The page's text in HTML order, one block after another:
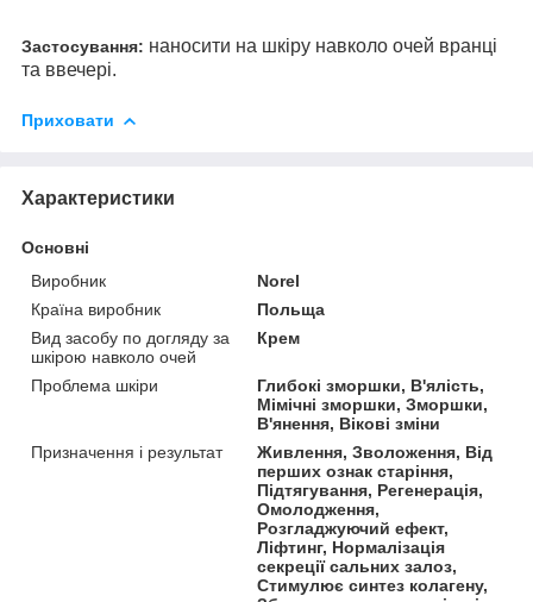
Застосування: наносити на шкіру навколо очей вранці
та ввечері.
Приховати
Характеристики
Основні
Виробник
Norel
Країна виробник
Польща
Вид засобу по догляду за
шкірою навколо очей
Крем
Проблема шкіри
Глибокі зморшки, В'ялість,
Мімічні зморшки, Зморшки,
В'янення, Вікові зміни
Призначення і результат
Живлення, Зволоження, Від
перших ознак старіння,
Підтягування, Регенерація,
Омолодження,
Розгладжуючий ефект,
Ліфтинг, Нормалізація
секреції сальних залоз,
Стимулює синтез колагену,